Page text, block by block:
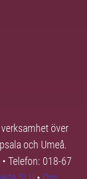
över
och Umeå.
Telefon: 018-67